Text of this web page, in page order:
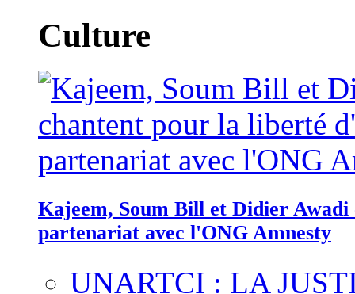
Culture
Kajeem, Soum Bill et Didier
partenariat avec l'ONG Amnesty
UNARTCI : LA